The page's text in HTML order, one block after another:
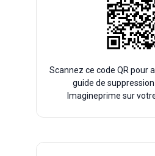
Scannez ce code QR pour
guide de
Imagineprime sur